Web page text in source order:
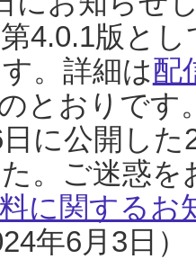
4.0.1版と
。詳細は配
とおりです
に公開し
。ご迷惑
に関するお
年6月3日）